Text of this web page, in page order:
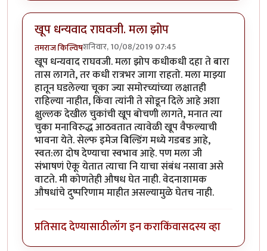
खूप धन्यवाद राघवजी. मला झोप
तमराज किल्विषशनिवार, 10/08/2019 07:45
खूप धन्यवाद राघवजी. मला झोप कधीकधी दहा ते बारा
तास लागते, तर कधी रात्रभर जागा राहतो. मला माझ्या
हातून घडलेल्या चूका ज्या समोरच्यांच्या लक्षातही
राहिल्या नाहीत, किंवा त्यांनी ते सोडून दिले आहे अशा
क्षुल्लक देखील चुकांची खूप बोचणी लागते, मनात त्या
चुका मनाविरुद्ध आठवतात त्यावेळी खूप वैफल्याची
भावना येते. सेल्फ इमेज बिल्डिंग मध्ये गडबड आहे,
स्वत:ला दोष देण्याचा स्वभाव आहे. पण मला जी
संभाषणं ऐकू येतात त्याचा नि याचा संबंध नसावा असे
वाटते. मी कोणतेही औषध घेत नाही. वेदनाशामक
औषधांचे दुष्परिणाम माहीत असल्यामुळे घेतच नाही.
प्रतिसाद देण्यासाठीलॉग इन कराकिंवासदस्य व्हा